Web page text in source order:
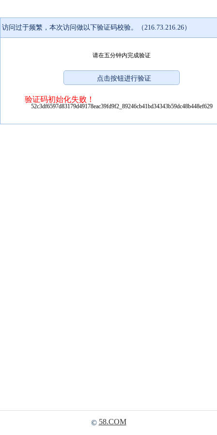
访问过于频繁，本次访问做以下验证码校验。（216.73.216.26）
请在五分钟内完成验证
验证码初始化失败！
52c3df6597d83179d49178eac39fd9f2_89246cb41bd34343b59dc48b448ef629
© 58.COM